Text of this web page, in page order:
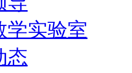
学实验室
态